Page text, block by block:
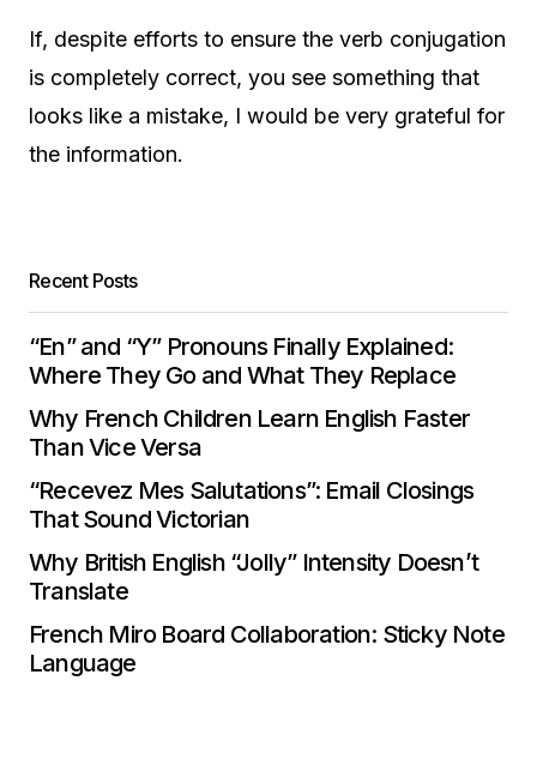
If, despite efforts to ensure the verb conjugation
is completely correct, you see something that
looks like a mistake, I would be very grateful for
the information.
Recent Posts
“En” and “Y” Pronouns Finally Explained:
Where They Go and What They Replace
Why French Children Learn English Faster
Than Vice Versa
“Recevez Mes Salutations”: Email Closings
That Sound Victorian
Why British English “Jolly” Intensity Doesn’t
Translate
French Miro Board Collaboration: Sticky Note
Language